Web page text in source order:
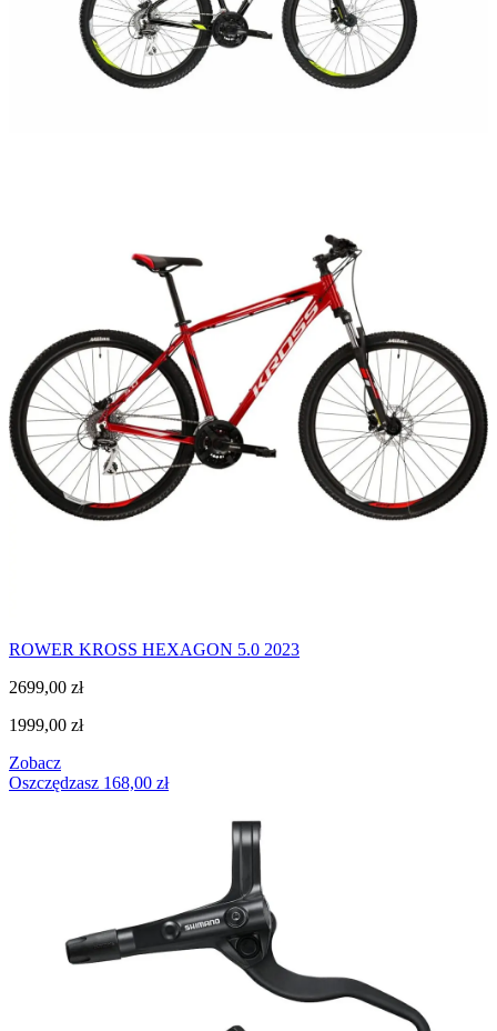
ROWER KROSS HEXAGON 5.0 2023
2699,00 zł
1999,00 zł
Zobacz
Oszczędzasz 168,00 zł